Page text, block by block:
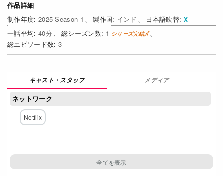
過去の配信終了作品
作品詳細
2025 Season 1
インド
日本語吹替
40
1
3
メディア
ネットワーク
Netflix